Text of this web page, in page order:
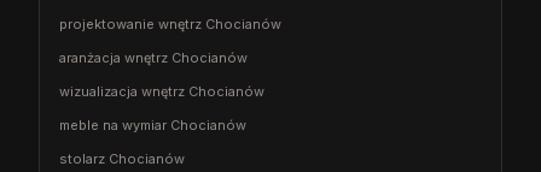
projektowanie wnętrz Chocianów
aranżacja wnętrz Chocianów
wizualizacja wnętrz Chocianów
meble na wymiar Chocianów
stolarz Chocianów